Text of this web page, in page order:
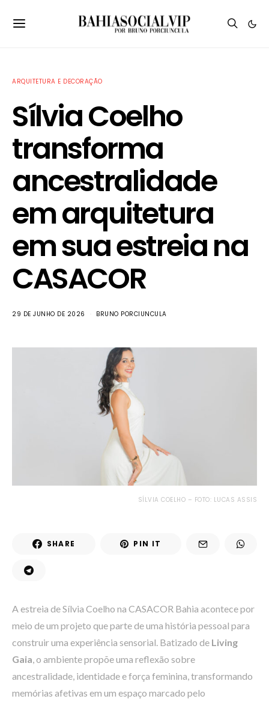
ARQUITETURA E DECORAÇÃO
Sílvia Coelho
transforma
ancestralidade
em arquitetura
em sua estreia na
CASACOR
29 DE JUNHO DE 2026 BRUNO PORCIUNCULA
SÍLVIA COELHO – FOTO: LUCAS ASSIS
SHARE PIN IT
A estreia de Sílvia Coelho na CASACOR Bahia acontece por
meio de um projeto que parte de uma história pessoal para
construir uma experiência sensorial. Batizado de Living
Gaia , o ambiente propõe uma reflexão sobre
ancestralidade, identidade e força feminina, transformando
memórias afetivas em um espaço marcado pelo